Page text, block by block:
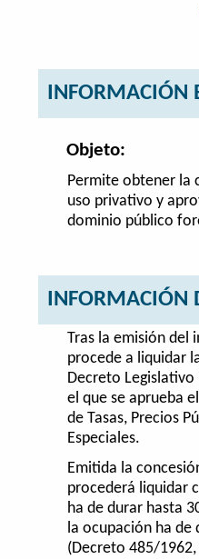
INFORMACIÓN
Objeto:
Permite obtener la
uso privativo y
dominio público
INFORMACIÓN
Tras la emisión del
procede a liquidar
Decreto
el que se aprueba
de Tasas, Precios
Especiales.
Emitida la
procederá liquidar
ha de durar hasta
la ocupación ha de
(Decreto 485/